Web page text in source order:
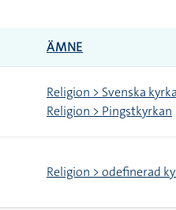
ÄMNE
Religion > Svenska
Religion > Pingstkyrkan
Religion > odefinerad